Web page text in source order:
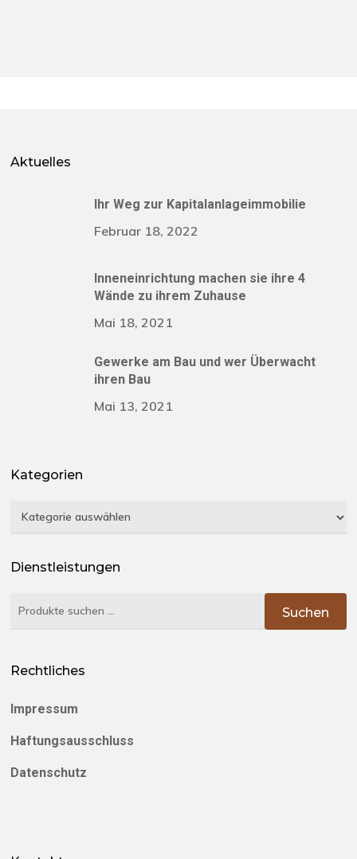
Aktuelles
Ihr Weg zur Kapitalanlageimmobilie
Februar 18, 2022
Inneneinrichtung machen sie ihre 4
Wände zu ihrem Zuhause
Mai 18, 2021
Gewerke am Bau und wer Überwacht
ihren Bau
Mai 13, 2021
Kategorien
Kategorien
Dienstleistungen
Suchen
Suchen
Rechtliches
Impressum
Haftungsausschluss
Datenschutz